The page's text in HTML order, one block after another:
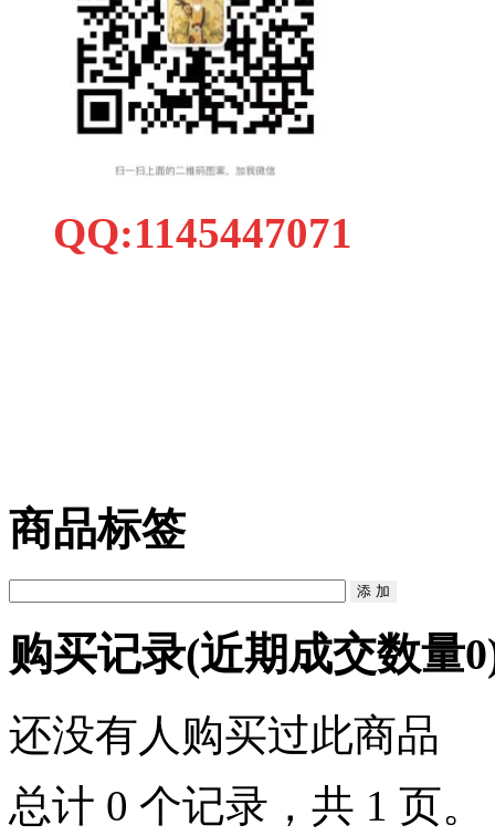
QQ:1145447071
商品标签
购买记录(近期成交数量0
还没有人购买过此商品
总计 0 个记录，共 1 页。